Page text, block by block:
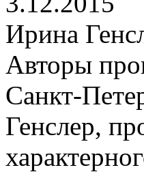
Ирина
Авторы
Санкт-
Генслер,